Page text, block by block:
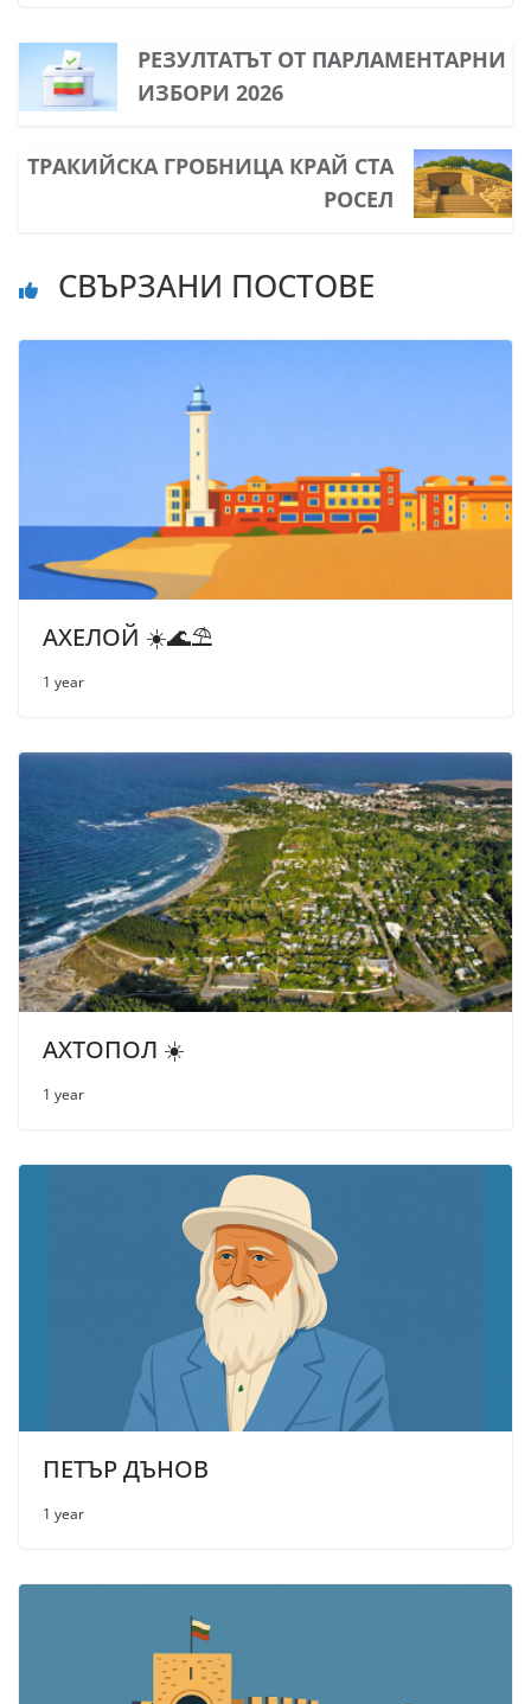
РЕЗУЛТАТЪТ ОТ ПАРЛАМЕНТАРНИ
ИЗБОРИ 2026
ТРАКИЙСКА ГРОБНИЦА КРАЙ СТА
РОСЕЛ
СВЪРЗАНИ ПОСТОВЕ
АХЕЛОЙ ☀️🌊⛱
1 year
АХТОПОЛ ☀️
1 year
ПЕТЪР ДЪНОВ
1 year